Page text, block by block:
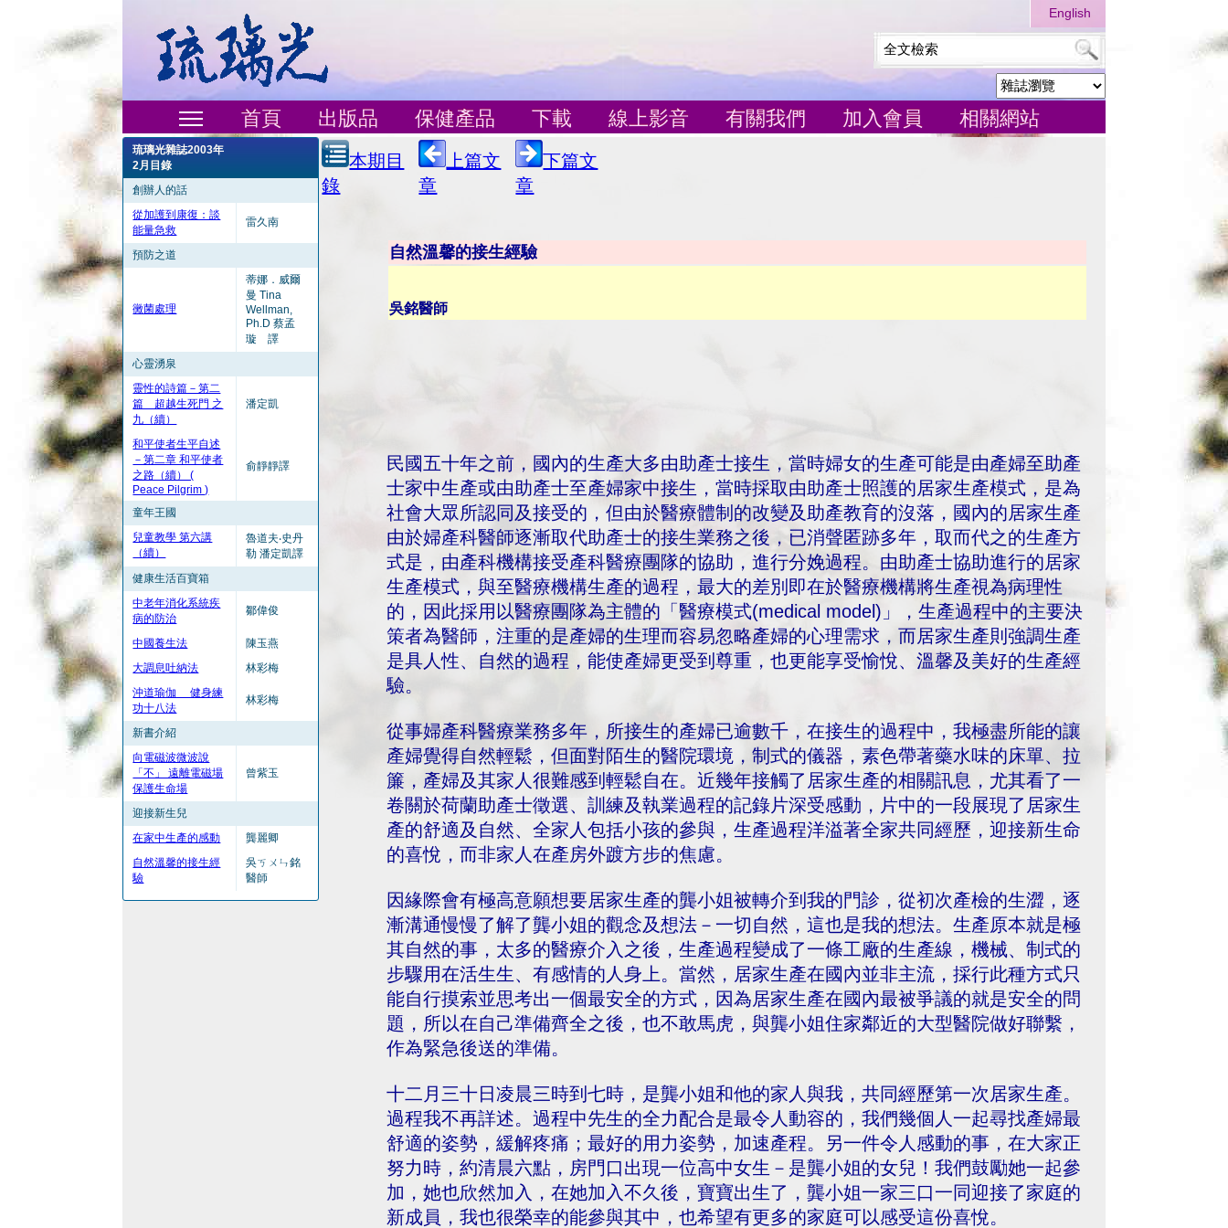
English
首頁 出版品 保健產品 下載 線上影音 有關我們 加入會員 相關網站
琉璃光雜誌2003年
2月目錄
創辦人的話
從加護到康復：談
能量急救
雷久南
預防之道
黴菌處理
蒂娜．威爾
曼 Tina
Wellman,
Ph.D 蔡孟
璇 譯
心靈湧泉
靈性的詩篇－第二
篇 超越生死門 之
九（續）
潘定凱
和平使者生平自述
－第二章 和平使者
之路（續） (
Peace Pilgrim )
俞靜靜譯
童年王國
兒童教學 第六講
（續）
魯道夫‧史丹
勒 潘定凱譯
健康生活百寶箱
中老年消化系統疾
病的防治
鄒偉俊
中國養生法
陳玉燕
大調息吐納法
林彩梅
沖道瑜伽 健身練
功十八法
林彩梅
新書介紹
向電磁波微波說
「不」 遠離電磁場
保護生命場
曾紫玉
迎接新生兒
在家中生產的感動
龔麗卿
自然溫馨的接生經
驗
吳ㄎㄨㄣ銘
醫師
本期目
錄
上篇文
章
下篇文
章
自然溫馨的接生經驗
吳銘醫師
民國五十年之前，國內的生產大多由助產士接生，當時婦女的生產可能是由產婦至助產
士家中生產或由助產士至產婦家中接生，當時採取由助產士照護的居家生產模式，是為
社會大眾所認同及接受的，但由於醫療體制的改變及助產教育的沒落，國內的居家生產
由於婦產科醫師逐漸取代助產士的接生業務之後，已消聲匿跡多年，取而代之的生產方
式是，由產科機構接受產科醫療團隊的協助，進行分娩過程。由助產士協助進行的居家
生產模式，與至醫療機構生產的過程，最大的差別即在於醫療機構將生產視為病理性
的，因此採用以醫療團隊為主體的「醫療模式(medical model)」，生產過程中的主要決
策者為醫師，注重的是產婦的生理而容易忽略產婦的心理需求，而居家生產則強調生產
是具人性、自然的過程，能使產婦更受到尊重，也更能享受愉悅、溫馨及美好的生產經
驗。
從事婦產科醫療業務多年，所接生的產婦已逾數千，在接生的過程中，我極盡所能的讓
產婦覺得自然輕鬆，但面對陌生的醫院環境，制式的儀器，素色帶著藥水味的床單、拉
簾，產婦及其家人很難感到輕鬆自在。近幾年接觸了居家生產的相關訊息，尤其看了一
卷關於荷蘭助產士徵選、訓練及執業過程的記錄片深受感動，片中的一段展現了居家生
產的舒適及自然、全家人包括小孩的參與，生產過程洋溢著全家共同經歷，迎接新生命
的喜悅，而非家人在產房外踱方步的焦慮。
因緣際會有極高意願想要居家生產的龔小姐被轉介到我的門診，從初次產檢的生澀，逐
漸溝通慢慢了解了龔小姐的觀念及想法－一切自然，這也是我的想法。生產原本就是極
其自然的事，太多的醫療介入之後，生產過程變成了一條工廠的生產線，機械、制式的
步驟用在活生生、有感情的人身上。當然，居家生產在國內並非主流，採行此種方式只
能自行摸索並思考出一個最安全的方式，因為居家生產在國內最被爭議的就是安全的問
題，所以在自己準備齊全之後，也不敢馬虎，與龔小姐住家鄰近的大型醫院做好聯繫，
作為緊急後送的準備。
十二月三十日凌晨三時到七時，是龔小姐和他的家人與我，共同經歷第一次居家生產。
過程我不再詳述。過程中先生的全力配合是最令人動容的，我們幾個人一起尋找產婦最
舒適的姿勢，緩解疼痛；最好的用力姿勢，加速產程。另一件令人感動的事，在大家正
努力時，約清晨六點，房門口出現一位高中女生－是龔小姐的女兒！我們鼓勵她一起參
加，她也欣然加入，在她加入不久後，寶寶出生了，龔小姐一家三口一同迎接了家庭的
新成員，我也很榮幸的能參與其中，也希望有更多的家庭可以感受這份喜悅。